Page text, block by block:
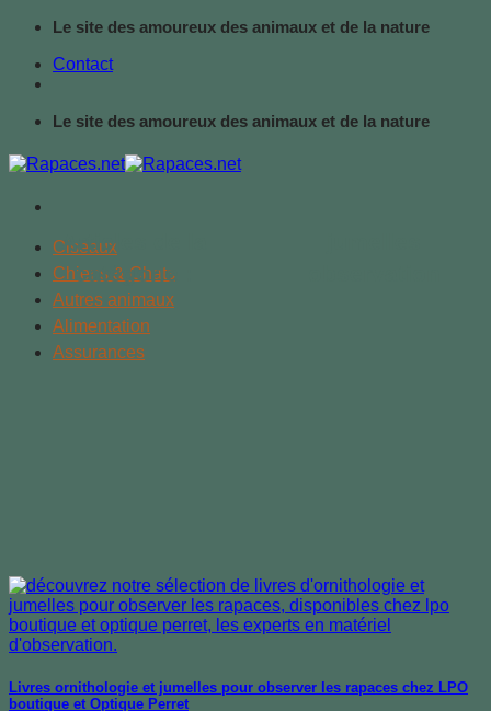
Passer
contenu
Le site des amoureux des animaux et de la nature
Contact
Le site des amoureux des animaux et de la nature
Oiseaux
Chiens & Chats
Autres animaux
Alimentation
Assurances
Livres ornithologie et jumelles pour observer les rapaces chez LPO
boutique et Optique Perret